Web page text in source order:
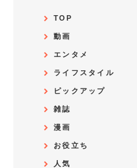
TOP
動画
エンタメ
ライフスタイル
ピックアップ
雑誌
漫画
お役立ち
人気